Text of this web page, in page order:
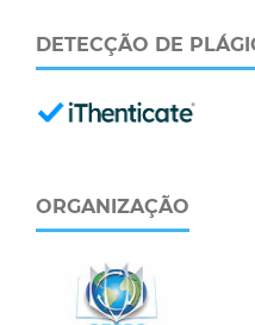
DETECÇÃO DE
ORGANIZAÇÃO